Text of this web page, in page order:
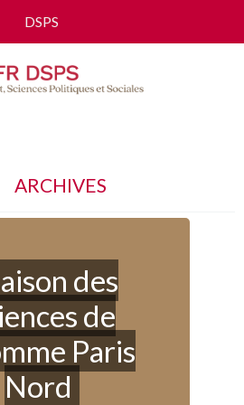
ARCHIVES
des
de
Paris
Nord
DSPS